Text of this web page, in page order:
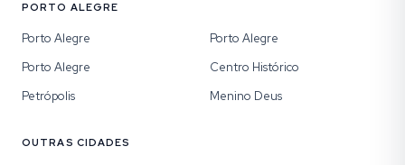
PORTO ALEGRE
Porto Alegre
Porto Alegre
Porto Alegre
Centro Histórico
Petrópolis
Menino Deus
OUTRAS CIDADES